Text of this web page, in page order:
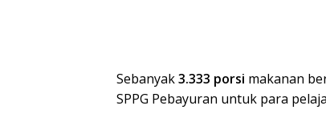
Sebanyak3.333 porsi makanan
SPPG Pebayuran untuk para